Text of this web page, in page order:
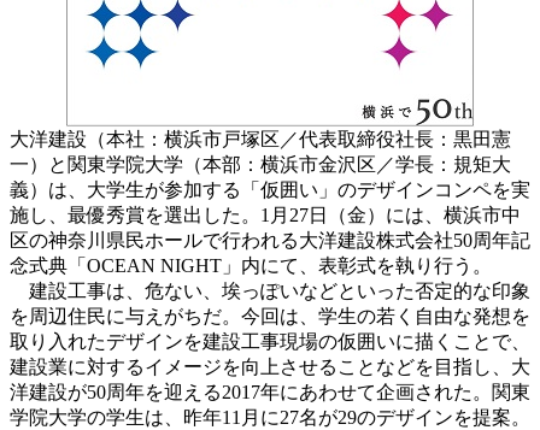
大洋建設（本社：横浜市戸塚区／代表取締役社長：黒田憲
一）と関東学院大学（本部：横浜市金沢区／学長：規矩大
義）は、大学生が参加する「仮囲い」のデザインコンペを実
施し、最優秀賞を選出した。1月27日（金）には、横浜市中
区の神奈川県民ホールで行われる大洋建設株式会社50周年記
念式典「OCEAN NIGHT」内にて、表彰式を執り行う。
建設工事は、危ない、埃っぽいなどといった否定的な印象
を周辺住民に与えがちだ。今回は、学生の若く自由な発想を
取り入れたデザインを建設工事現場の仮囲いに描くことで、
建設業に対するイメージを向上させることなどを目指し、大
洋建設が50周年を迎える2017年にあわせて企画された。関東
学院大学の学生は、昨年11月に27名が29のデザインを提案。